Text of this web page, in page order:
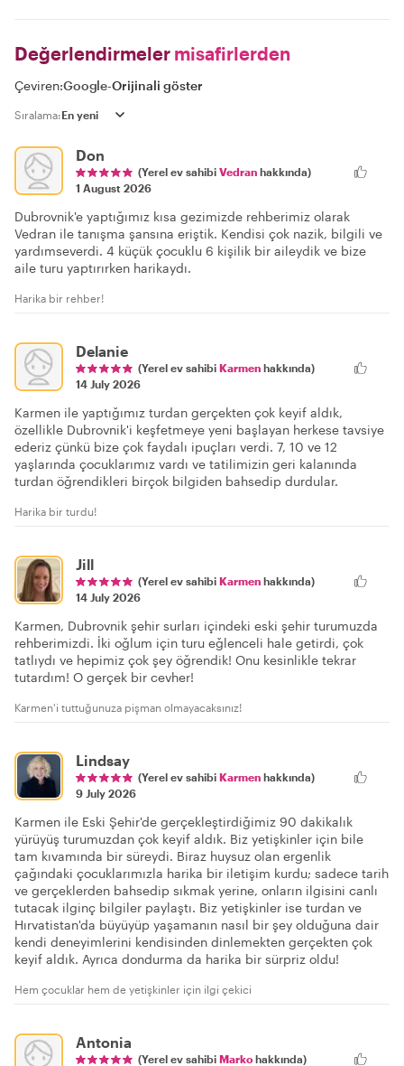
Değerlendirmeler misafirlerden
Çeviren:Google-Orijinali göster
Sıralama:
Don
(Yerel ev sahibi Vedran hakkında)
1 August 2026
Dubrovnik'e yaptığımız kısa gezimizde rehberimiz olarak
Vedran ile tanışma şansına eriştik. Kendisi çok nazik, bilgili ve
yardımseverdi. 4 küçük çocuklu 6 kişilik bir aileydik ve bize
aile turu yaptırırken harikaydı.
Harika bir rehber!
Delanie
(Yerel ev sahibi Karmen hakkında)
14 July 2026
Karmen ile yaptığımız turdan gerçekten çok keyif aldık,
özellikle Dubrovnik'i keşfetmeye yeni başlayan herkese tavsiye
ederiz çünkü bize çok faydalı ipuçları verdi. 7, 10 ve 12
yaşlarında çocuklarımız vardı ve tatilimizin geri kalanında
turdan öğrendikleri birçok bilgiden bahsedip durdular.
Harika bir turdu!
Jill
(Yerel ev sahibi Karmen hakkında)
14 July 2026
Karmen, Dubrovnik şehir surları içindeki eski şehir turumuzda
rehberimizdi. İki oğlum için turu eğlenceli hale getirdi, çok
tatlıydı ve hepimiz çok şey öğrendik! Onu kesinlikle tekrar
tutardım! O gerçek bir cevher!
Karmen'i tuttuğunuza pişman olmayacaksınız!
Lindsay
(Yerel ev sahibi Karmen hakkında)
9 July 2026
Karmen ile Eski Şehir'de gerçekleştirdiğimiz 90 dakikalık
yürüyüş turumuzdan çok keyif aldık. Biz yetişkinler için bile
tam kıvamında bir süreydi. Biraz huysuz olan ergenlik
çağındaki çocuklarımızla harika bir iletişim kurdu; sadece tarih
ve gerçeklerden bahsedip sıkmak yerine, onların ilgisini canlı
tutacak ilginç bilgiler paylaştı. Biz yetişkinler ise turdan ve
Hırvatistan'da büyüyüp yaşamanın nasıl bir şey olduğuna dair
kendi deneyimlerini kendisinden dinlemekten gerçekten çok
keyif aldık. Ayrıca dondurma da harika bir sürpriz oldu!
Hem çocuklar hem de yetişkinler için ilgi çekici
Antonia
(Yerel ev sahibi Marko hakkında)